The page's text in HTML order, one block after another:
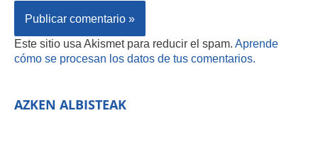
Este sitio usa Akismet para reducir el spam. Aprende
cómo se procesan los datos de tus comentarios.
AZKEN ALBISTEAK